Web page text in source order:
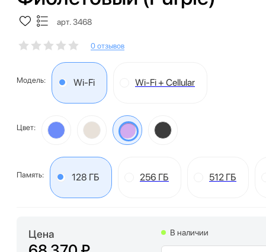
арт. 3468
0 отзывов
Модель: Wi-Fi Wi-Fi + Cellular
Цвет:
Память: 128 ГБ 256 ГБ 512 ГБ
Цена В наличии